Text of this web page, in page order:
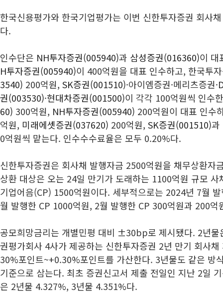
한국신용평가와 한국기업평가는 이번 신한투자증권 회사
다.
인수단은 NH투자증권(005940)과 삼성증권(016360)이 대
H투자증권(005940)이 400억원을 대표 인수하고, 한국투
3540) 200억원, SK증권(001510)·아이엠증권·메리츠증권·
권(003530)·현대차증권(001500)이 각각 100억원씩 인수
60) 300억원, NH투자증권(005940) 200억원이 대표 인수
억원, 미래에셋증권(037620) 200억원, SK증권(001510)과
0억원씩 맡는다. 인수수수료율은 모두 0.20%다.
신한투자증권은 회사채 발행자금 2500억원을 채무상환자
상환 대상은 오는 24일 만기가 도래하는 1100억원 규모
기업어음(CP) 1500억원이다. 세부적으로는 2024년 7월
월 발행한 CP 1000억원, 2월 발행한 CP 300억원과 200억
공모희망금리는 개별민평 대비 ±30bp로 제시됐다. 2년물
권평가회사 4사가 제공하는 신한투자증권 2년 만기 회사
30%포인트~+0.30%포인트를 가산한다. 3년물도 같은 방
기준으로 삼는다. 최초 증권신고서 제출 전일인 지난 2일
은 2년물 4.327%, 3년물 4.351%다.